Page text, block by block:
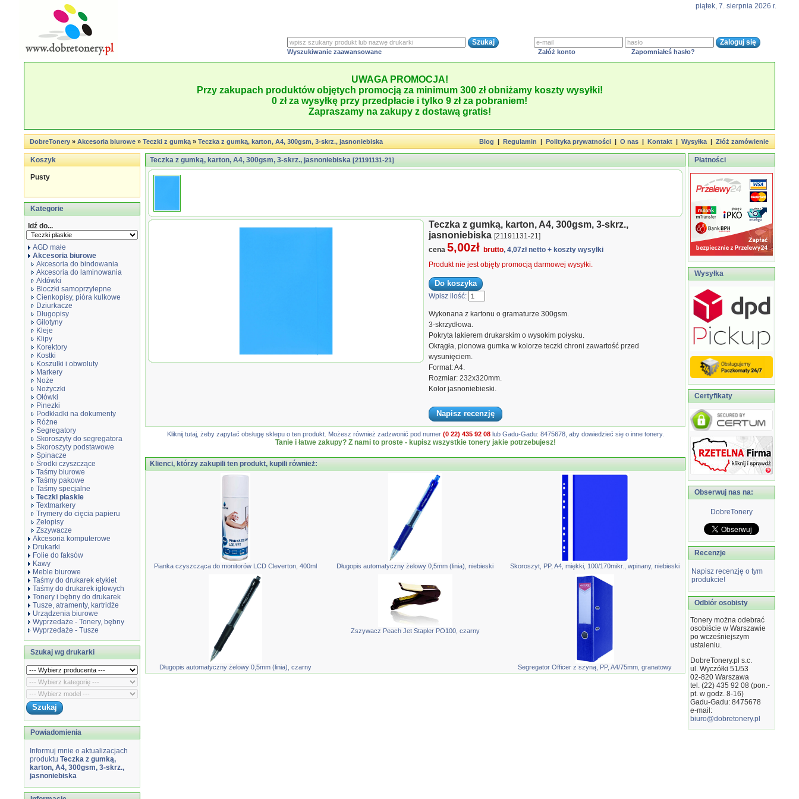
piątek, 7. sierpnia 2026 r.
Wyszukiwanie zaawansowane Załóż konto Zapomniałeś hasło?
UWAGA PROMOCJA!
Przy zakupach produktów objętych promocją za minimum 300 zł obniżamy koszty wysyłki!
0 zł za wysyłkę przy przedpłacie i tylko 9 zł za pobraniem!
Zapraszamy na zakupy z dostawą gratis!
DobreTonery»Akcesoria biurowe»Teczki z gumką»Teczka z gumką, karton, A4, 300gsm, 3-skrz., jasnoniebiska Blog|Regulamin|Polityka prywatności|O nas|Kontakt|Wysyłka|Złóż zamówienie
Koszyk
Pusty
Kategorie
Idź do...
AGD małe
Akcesoria biurowe
Akcesoria do bindowania
Akcesoria do laminowania
Aktówki
Bloczki samoprzylepne
Cienkopisy, pióra kulkowe
Dziurkacze
Długopisy
Gilotyny
Kleje
Klipy
Korektory
Kostki
Koszulki i obwoluty
Markery
Noże
Nożyczki
Ołówki
Pinezki
Podkładki na dokumenty
Różne
Segregatory
Skoroszyty do segregatora
Skoroszyty podstawowe
Spinacze
Środki czyszczące
Taśmy biurowe
Taśmy pakowe
Taśmy specjalne
Teczki płaskie
Textmarkery
Trymery do cięcia papieru
Żelopisy
Zszywacze
Akcesoria komputerowe
Drukarki
Folie do faksów
Kawy
Meble biurowe
Taśmy do drukarek etykiet
Taśmy do drukarek igłowych
Tonery i bębny do drukarek
Tusze, atramenty, kartridże
Urządzenia biurowe
Wyprzedaże - Tonery, bębny
Wyprzedaże - Tusze
Szukaj wg drukarki
Powiadomienia
Informuj mnie o aktualizacjach
produktu Teczka z gumką,
karton, A4, 300gsm, 3-skrz.,
jasnoniebiska
Teczka z gumką, karton, A4, 300gsm, 3-skrz., jasnoniebiska [21191131-21]
Teczka z gumką, karton, A4,
Teczka z gumką, karton, A4, 300gsm, 3-skrz.,
jasnoniebiska [21191131-21]
cena 5,00zł brutto, 4,07zł netto + koszty wysyłki
Produkt nie jest objęty promocją darmowej wysyłki.
Wpisz ilość:
Wykonana z kartonu o gramaturze 300gsm.
3-skrzydłowa.
Pokryta lakierem drukarskim o wysokim połysku.
Okrągła, pionowa gumka w kolorze teczki chroni zawartość przed
wysunięciem.
Format: A4.
Rozmiar: 232x320mm.
Kolor jasnoniebieski.
Napisz recenzję
Kliknij tutaj, żeby zapytać obsługę sklepu o ten produkt. Możesz również zadzwonić pod numer (0 22) 435 92 08lub Gadu-Gadu: 8475678, aby dowiedzieć się o inne tonery.
Tanie i łatwe zakupy? Z nami to proste - kupisz wszystkie tonery jakie potrzebujesz!
Klienci, którzy zakupili ten produkt, kupili również:
Pianka czyszcząca do monitorów LCD Cleverton, 400ml Długopis automatyczny żelowy 0,5mm (linia), niebieski Skoroszyt, PP, A4, miękki, 100/170mikr., wpinany, niebieski
Długopis automatyczny żelowy 0,5mm (linia), czarny
Zszywacz Peach Jet Stapler PO100, czarny
Segregator Officer z szyną, PP, A4/75mm, granatowy
Płatności
Wysyłka
Certyfikaty
Obserwuj nas na:
DobreTonery
Recenzje
Napisz recenzję o tym
produkcie!
Odbiór osobisty
Tonery można odebrać
osobiście w Warszawie
po wcześniejszym
ustaleniu.
DobreTonery.pl s.c.
ul. Wyczółki 51/53
02-820 Warszawa
tel. (22) 435 92 08 (pon.-
pt. w godz. 8-16)
Gadu-Gadu: 8475678
e-mail:
biuro@dobretonery.pl